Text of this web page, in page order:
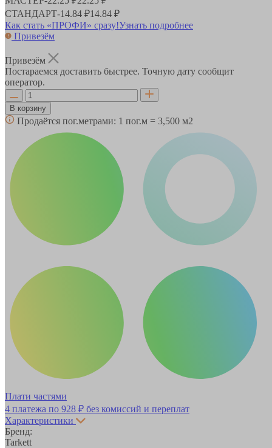
СТАНДАРТ-14.84 ₽14.84 ₽
Как стать «ПРОФИ» сразу!Узнать подробнее
Привезём
Привезём
Постараемся доставить быстрее. Точную дату сообщит
оператор.
В корзину
Продаётся пог.метрами: 1 пог.м = 3,500 м2
Плати частями
4 платежа по 928 ₽ без комиссий и переплат
Характеристики
Бренд:
Tarkett